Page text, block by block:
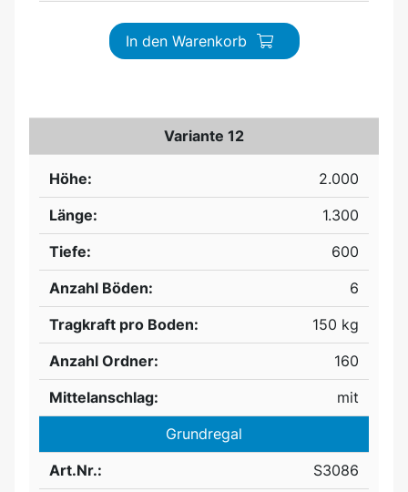
In den Warenkorb
Variante 12
Höhe:
2.000
Länge:
1.300
Tiefe:
600
Anzahl Böden:
6
Tragkraft pro Boden:
150 kg
Anzahl Ordner:
160
Mittelanschlag:
mit
Grundregal
Art.Nr.:
S3086